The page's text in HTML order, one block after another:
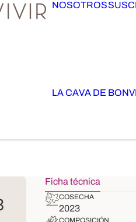
NOSOTROS
LA CAVA DE
Ficha técnica
COSECHA
2023
COMPOSICIÓN